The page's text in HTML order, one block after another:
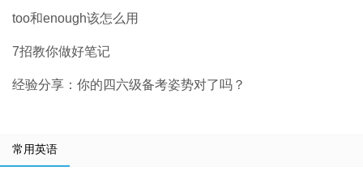
too和enough该怎么用
7招教你做好笔记
经验分享：你的四六级备考姿势对了吗？
常用英语